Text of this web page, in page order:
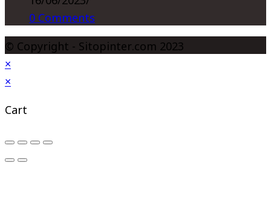
0 Comments
© Copyright - Sitopinter.com 2023
×
×
Cart